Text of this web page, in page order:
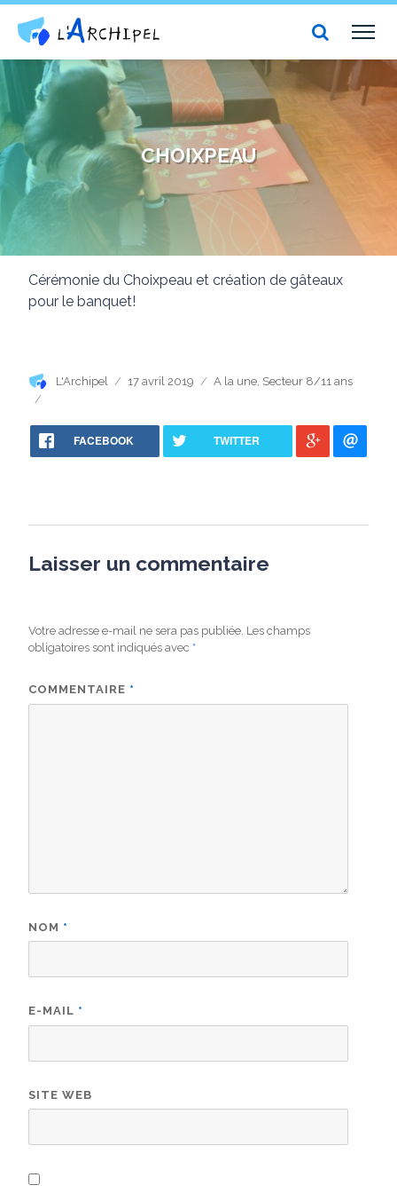
Centre social et culturel l'Archipel
CHOIXPEAU
Cérémonie du Choixpeau et création de gâteaux
pour le banquet!
Auteur
L'Archipel
Publié
17 avril 2019 Catégories
A la une, Secteur 8/11 ans
FACEBOOK TWITTER
Laisser un commentaire
Votre adresse e-mail ne sera pas publiée. Les champs
obligatoires sont indiqués avec *
COMMENTAIRE *
NOM *
E-MAIL *
SITE WEB